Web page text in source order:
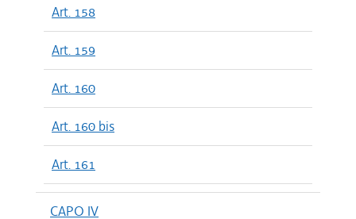
Art. 158
Art. 159
Art. 160
Art. 160 bis
Art. 161
CAPO IV